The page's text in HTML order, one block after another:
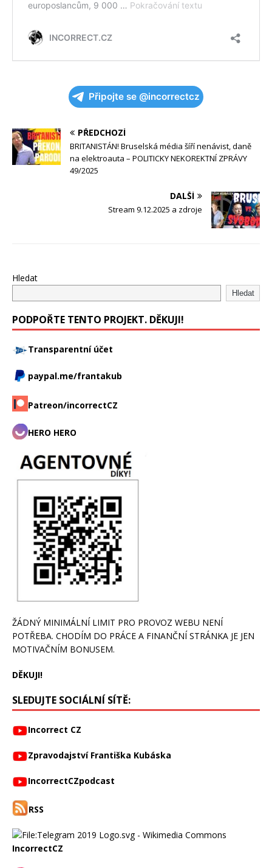
Připojte se @incorrectcz
PŘEDCHOZÍ
BRITANISTÁN! Bruselská média šíří nenávist, daně
na elektroauta – POLITICKY NEKOREKTNÍ ZPRÁVY
49/2025
DALŠÍ
Stream 9.12.2025 a zdroje
Hledat
Hledat
PODPOŘTE TENTO PROJEKT. DĚKUJI!
Transparentní účet
paypal.me/frantakub
Patreon/incorrectCZ
HERO HERO
ŽÁDNÝ MINIMÁLNÍ LIMIT PRO PROVOZ WEBU NENÍ
POTŘEBA. CHODÍM DO PRÁCE A FINANČNÍ STRÁNKA JE JEN
MOTIVAČNÍM BONUSEM.
DĚKUJI!
SLEDUJTE SOCIÁLNÍ SÍTĚ:
Incorrect CZ
Zpravodajství Františka Kubáska
IncorrectCZpodcast
RSS
IncorrectCZ